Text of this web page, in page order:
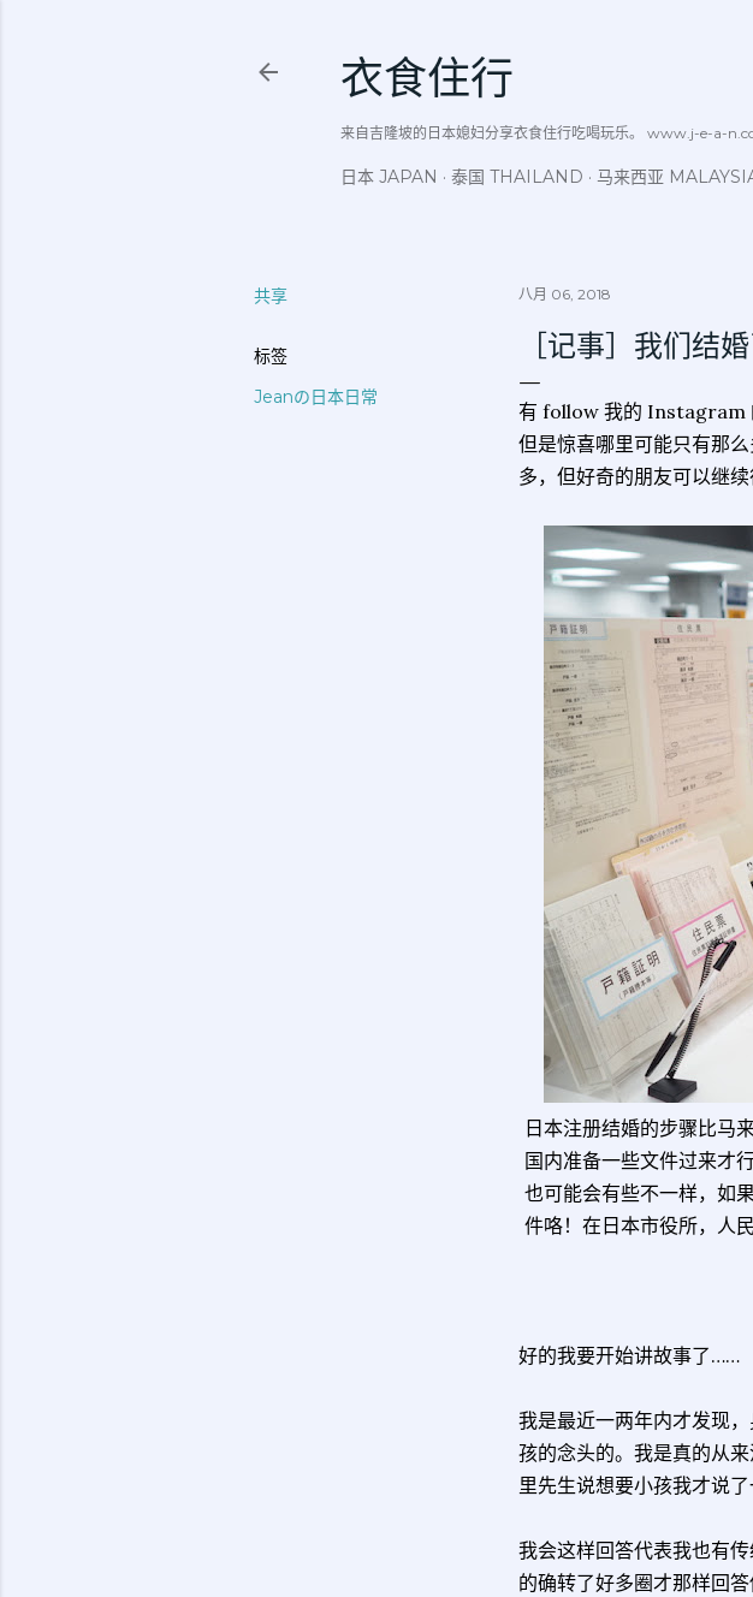
衣食住行
来自吉隆坡的日本媳妇分享衣食住行吃喝玩乐。 www.j-e-a-
日本 JAPAN 泰国 THAILAND 马来西亚
共享
标签
Jeanの日本日常
八月 06, 2018
［记事］我们结
有 follow 我的 Instagram
但是惊喜哪里可能只有那
多，但好奇的朋友可以继续
日本注册结婚的步骤比马
国内准备一些文件过来才
也可能会有些不一样，如
件咯！在日本市役所，人
好的我要开始讲故事了……
我是最近一两年内才发现
孩的念头的。我是真的从
里先生说想要小孩我才说
我会这样回答代表我也有
的确转了好多圈才那样回